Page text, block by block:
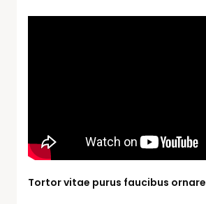
Tortor vitae purus faucibus ornare